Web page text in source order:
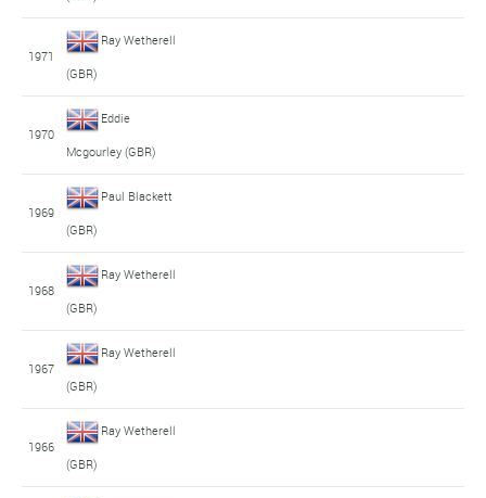
1971
Ray Wetherell
(GBR)
1970
Eddie
Mcgourley (GBR)
1969
Paul Blackett
(GBR)
1968
Ray Wetherell
(GBR)
1967
Ray Wetherell
(GBR)
1966
Ray Wetherell
(GBR)